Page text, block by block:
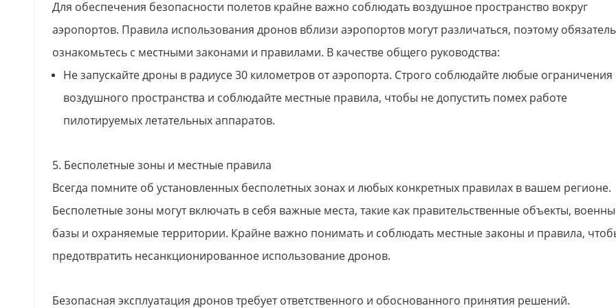
Для обеспечения безопасности полетов крайне важно соблюдать воздушное пространство вокруг
аэропортов. Правила использования дронов вблизи аэропортов могут различаться, поэтому
ознакомьтесь с местными законами и правилами. В качестве общего руководства:
Не запускайте дроны в радиусе 30 километров от аэропорта. Строго соблюдайте любые ограничения
воздушного пространства и соблюдайте местные правила, чтобы не допустить помех работе
пилотируемых летательных аппаратов.
5. Бесполетные зоны и местные правила
Всегда помните об установленных бесполетных зонах и любых конкретных правилах в вашем регионе.
Бесполетные зоны могут включать в себя важные места, такие как правительственные объекты,
базы и охраняемые территории. Крайне важно понимать и соблюдать местные законы и правила,
предотвратить несанкционированное использование дронов.
Безопасная эксплуатация дронов требует ответственного и обоснованного принятия решений.